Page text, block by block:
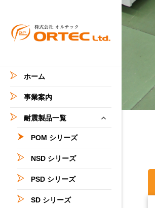
ック
全標識ラベルの販売
ホーム
事業案内
耐震製品一覧
サ
POM シリーズ
NSD シリーズ
PSD シリーズ
SD シリーズ